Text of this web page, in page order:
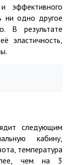
эффективного
ни одно другое
В результате
эластичность,
следующим
кабину,
температура
чем на 3